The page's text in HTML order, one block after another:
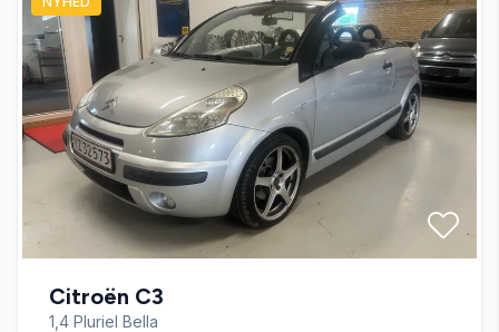
fjernbetjent centrallås
ISOFIX
splitbagsæde
tågelygter
vinterhjul
Citroën C3
1,4 Pluriel Bella